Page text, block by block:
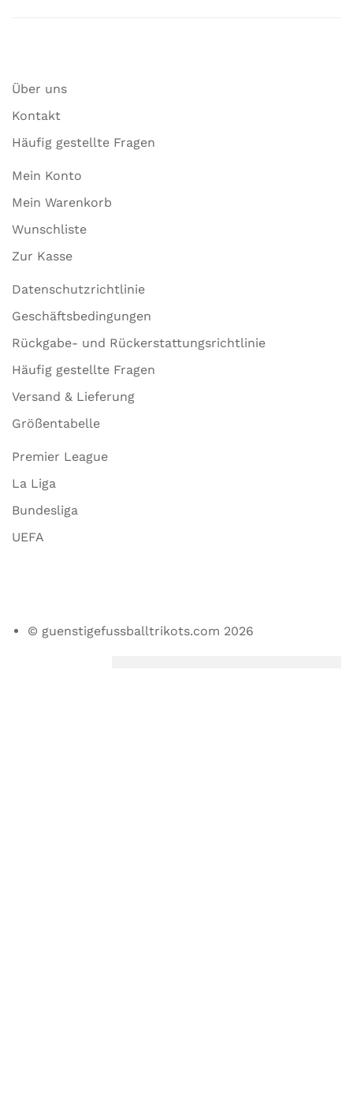
Über uns
Kontakt
Häufig gestellte Fragen
Mein Konto
Mein Warenkorb
Wunschliste
Zur Kasse
Datenschutzrichtlinie
Geschäftsbedingungen
Rückgabe- und Rückerstattungsrichtlinie
Häufig gestellte Fragen
Versand & Lieferung
Größentabelle
Premier League
La Liga
Bundesliga
UEFA
© guenstigefussballtrikots.com 2026